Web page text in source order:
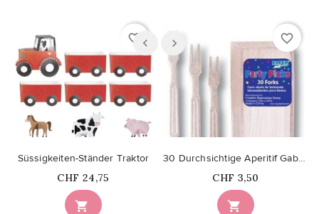
favorite_border

Süssigkeiten-Ständer Traktor
Price
CHF 24,75
favorite_border

30 Durchsichtige Aperitif Gabeln
Price
CHF 3,50